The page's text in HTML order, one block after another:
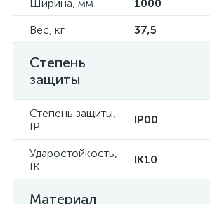
Ширина, мм
1000
Вес, кг
37,5
Степень
защиты
Степень защиты,
IP
IP00
Ударостойкость,
IK
IK10
Материал